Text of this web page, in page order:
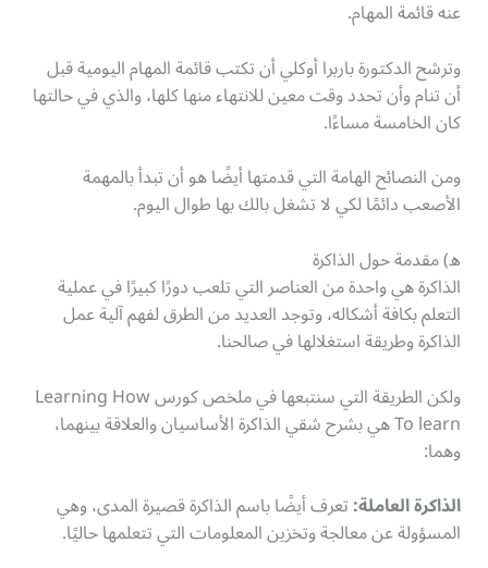
عنه قائمة المهام.
وترشح الدكتورة باربرا أوكلي أن تكتب قائمة المهام اليومية قبل
أن تنام وأن تحدد وقت معين للانتهاء منها كلها، والذي في حالتها
كان الخامسة مساءًا.
ومن النصائح الهامة التي قدمتها أيضًا هو أن تبدأ بالمهمة
الأصعب دائمًا لكي لا تشغل بالك بها طوال اليوم.
ه) مقدمة حول الذاكرة
الذاكرة هي واحدة من العناصر التي تلعب دورًا كبيرًا في عملية
التعلم بكافة أشكاله، وتوجد العديد من الطرق لفهم آلية عمل
الذاكرة وطريقة استغلالها في صالحنا.
ولكن الطريقة التي سنتبعها في ملخص كورس Learning How
To learn هي بشرح شقي الذاكرة الأساسيان والعلاقة بينهما،
وهما:
الذاكرة العاملة:تعرف أيضًا باسم الذاكرة قصيرة المدى، وهي
المسؤولة عن معالجة وتخزين المعلومات التي تتعلمها حاليًا.